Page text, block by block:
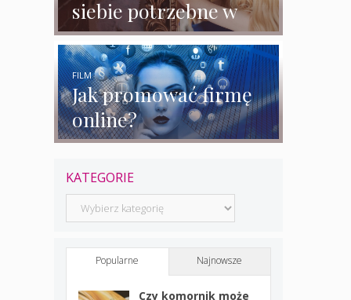
siebie potrzebne w
biznesie?
Jak promować firmę
online?
FILM
KATEGORIE
Kategorie
Popularne Najnowsze
Czy komornik może